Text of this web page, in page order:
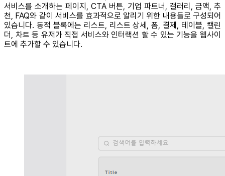
서비스를 소개하는 페이지, CTA 버튼, 기업 파트너, 갤러리, 금액, 추
천, FAQ와 같이 서비스를 효과적으로 알리기 위한 내용들로 구성되어
있습니다. 동적 블록에는 리스트, 리스트 상세, 폼, 결제, 테이블, 캘린
더, 차트 등 유저가 직접 서비스와 인터랙션 할 수 있는 기능을 웹사이
트에 추가할 수 있습니다.